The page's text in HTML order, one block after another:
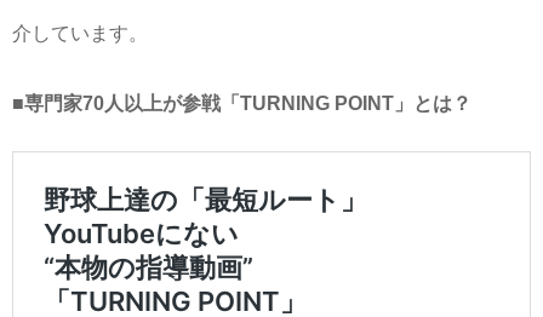
介しています。
■専門家70人以上が参戦「TURNING POINT」とは？